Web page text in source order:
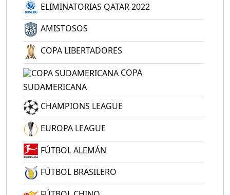
ELIMINATORIAS QATAR 2022
AMISTOSOS
COPA LIBERTADORES
COPA
SUDAMERICANA
CHAMPIONS LEAGUE
EUROPA LEAGUE
FÚTBOL ALEMÁN
FÚTBOL BRASILERO